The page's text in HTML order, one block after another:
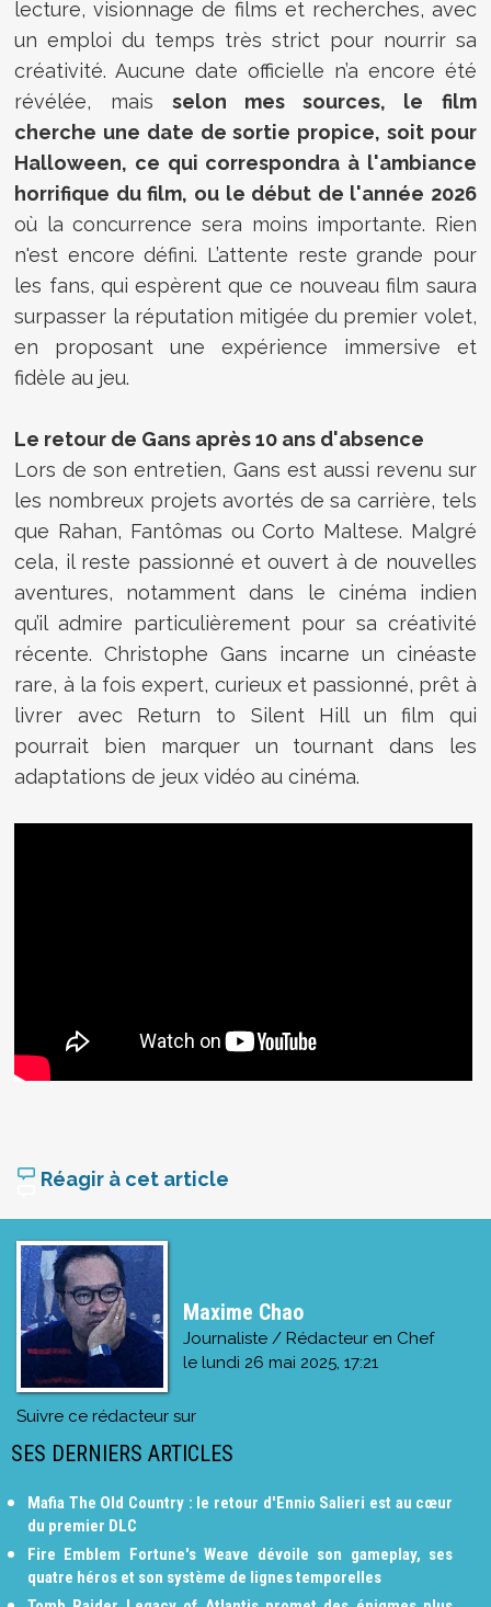
lecture, visionnage de films et recherches, avec
un emploi du temps très strict pour nourrir sa
créativité. Aucune date officielle n’a encore été
révélée, mais selon mes sources, le film
cherche une date de sortie propice, soit pour
Halloween, ce qui correspondra à l'ambiance
horrifique du film, ou le début de l'année 2026
où la concurrence sera moins importante. Rien
n'est encore défini. L’attente reste grande pour
les fans, qui espèrent que ce nouveau film saura
surpasser la réputation mitigée du premier volet,
en proposant une expérience immersive et
fidèle au jeu.
Le retour de Gans après 10 ans d'absence
Lors de son entretien, Gans est aussi revenu sur
les nombreux projets avortés de sa carrière, tels
que Rahan, Fantômas ou Corto Maltese. Malgré
cela, il reste passionné et ouvert à de nouvelles
aventures, notamment dans le cinéma indien
qu’il admire particulièrement pour sa créativité
récente. Christophe Gans incarne un cinéaste
rare, à la fois expert, curieux et passionné, prêt à
livrer avec Return to Silent Hill un film qui
pourrait bien marquer un tournant dans les
adaptations de jeux vidéo au cinéma.
Réagir à cet article
Maxime Chao
Journaliste / Rédacteur en Chef
le lundi 26 mai 2025, 17:21
Suivre ce rédacteur sur
SES DERNIERS ARTICLES
Mafia The Old Country : le retour d'Ennio Salieri est au cœur
du premier DLC
Fire Emblem Fortune's Weave dévoile son gameplay, ses
quatre héros et son système de lignes temporelles